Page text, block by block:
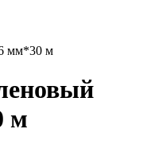
мм*30 м
м